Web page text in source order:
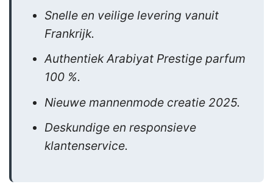
Snelle en veilige levering vanuit
Frankrijk.
Authentiek Arabiyat Prestige parfum
100 %.
Nieuwe mannenmode creatie 2025.
Deskundige en responsieve
klantenservice.